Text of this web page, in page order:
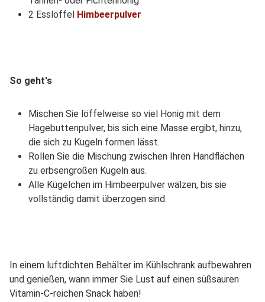
2 Esslöffel
Himbeerpulver
So geht's
Mischen Sie löffelweise so viel Honig mit dem
Hagebuttenpulver, bis sich eine Masse ergibt, hinzu,
die sich zu Kugeln formen lässt.
Rollen Sie die Mischung zwischen Ihren Handflächen
zu erbsengroßen Kugeln aus.
Alle Kügelchen im Himbeerpulver wälzen, bis sie
vollständig damit überzogen sind.
In einem luftdichten Behälter im Kühlschrank aufbewahren
und genießen, wann immer Sie Lust auf einen süßsauren
Vitamin-C-reichen Snack haben!